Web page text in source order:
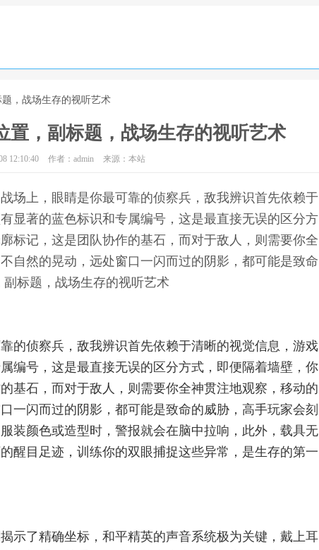
，战场生存的视听艺术
置，副标题，战场生存的视听艺术
12:10:40 作者：admin 来源：本站
场上，眼睛是你最可靠的侦察兵，敌我辨识首先依赖于
显著的蓝色标识和专属编号，这是最直接无误的区分方
标记，这是团队协作的基石，而对于敌人，则需要你全
自然的晃动，远处窗口一闪而过的阴影，都可能是致命
标题，战场生存的视听艺术
的侦察兵，敌我辨识首先依赖于清晰的视觉信息，游戏
编号，这是最直接无误的区分方式，即便隔着墙壁，你
基石，而对于敌人，则需要你全神贯注地观察，移动的
一闪而过的阴影，都可能是致命的威胁，高手玩家会刻
装颜色或造型时，警报就会在脑中拉响，此外，载具无
醒目足迹，训练你的双眼捕捉这些异常，是生存的第一
示了精确坐标，和平精英的声音系统极为关键，戴上耳